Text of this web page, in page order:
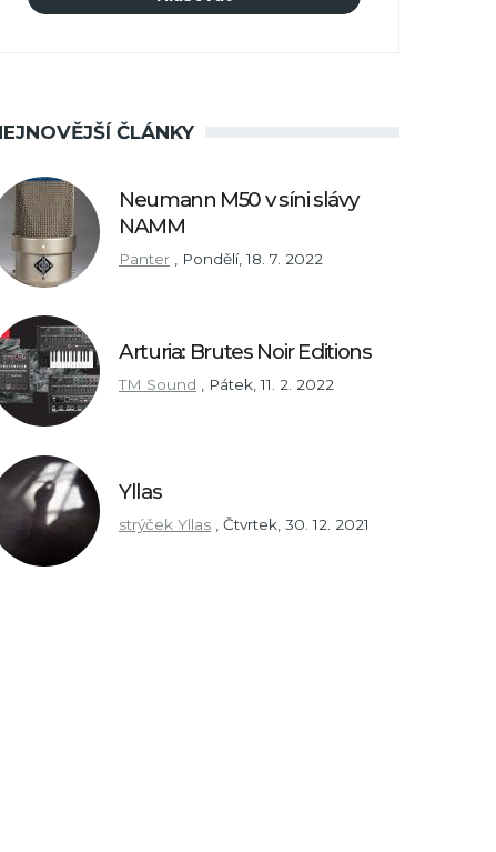
ČLÁNKY
Neumann M50 v síni slávy
NAMM
Panter Pondělí, 18. 7. 2022
Arturia: Brutes Noir Editions
TM Sound Pátek, 11. 2. 2022
Yllas
strýček Yllas Čtvrtek, 30. 12. 2021